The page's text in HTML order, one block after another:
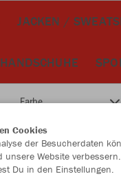
JACKEN /
Farbe
Cookies
der Besucherdaten
unsere Website
Du in den Einstellungen.